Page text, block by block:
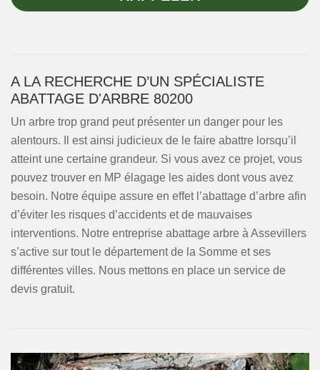
A LA RECHERCHE D’UN SPÉCIALISTE
ABATTAGE D'ARBRE 80200
Un arbre trop grand peut présenter un danger pour les
alentours. Il est ainsi judicieux de le faire abattre lorsqu’il
atteint une certaine grandeur. Si vous avez ce projet, vous
pouvez trouver en MP élagage les aides dont vous avez
besoin. Notre équipe assure en effet l’abattage d’arbre afin
d’éviter les risques d’accidents et de mauvaises
interventions. Notre entreprise abattage arbre à Assevillers
s’active sur tout le département de la Somme et ses
différentes villes. Nous mettons en place un service de
devis gratuit.